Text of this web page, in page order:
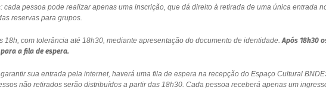
cada pessoa pode realizar apenas uma inscrição, que dá direito à retirada de uma única entrada
reservas para grupos.
18h, com tolerância até 18h30, mediante apresentação do documento de identidade.Após 18h30
a fila de espera.
sua entrada pela internet, haverá uma fila de espera na recepção do Espaço Cultural
não retirados serão distribuídos a partir das 18h30. Cada pessoa receberá apenas um